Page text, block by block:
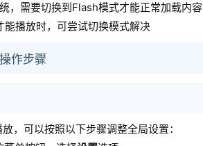
，需要切换到Flash模式才能正常加载内容
播放时，可尝试切换模式解决
作步骤
，可以按照以下步骤调整全局设置：